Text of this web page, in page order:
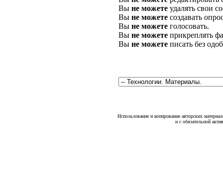
Вы не можете удалять свои
Вы не можете создавать
Вы не можете голосовать.
Вы не можете прикреплять
Вы не можете писать без
Использование и копирование авторских
и с обязательной